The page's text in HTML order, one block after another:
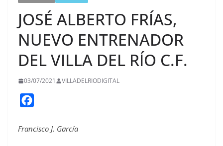
JOSÉ ALBERTO FRÍAS,
NUEVO ENTRENADOR
DEL VILLA DEL RÍO C.F.
03/07/2021 VILLADELRIODIGITAL
c
Francisco J. García